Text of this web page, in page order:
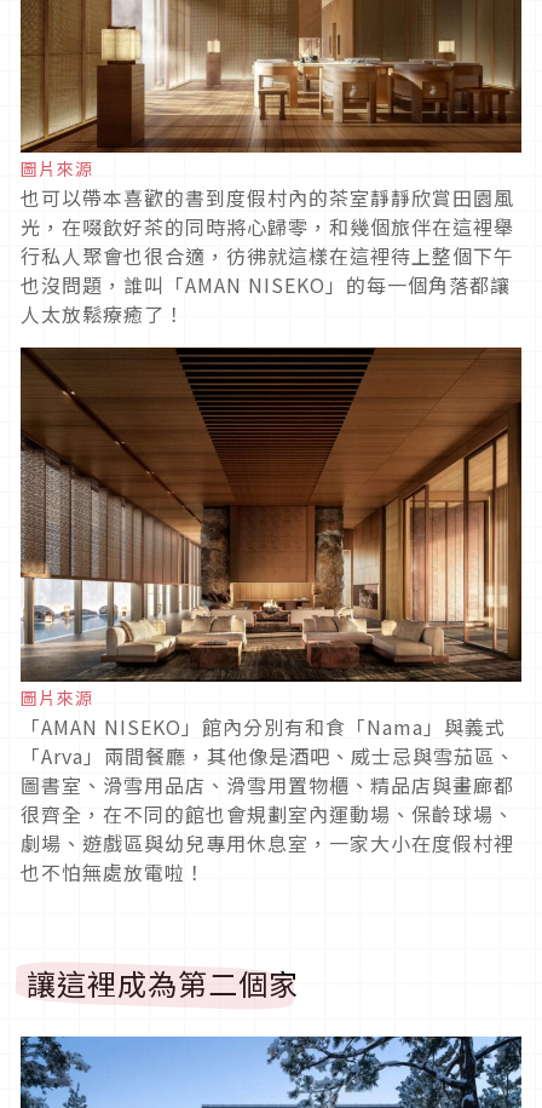
圖片來源
也可以帶本喜歡的書到度假村內的茶室靜靜欣賞田園風
光，在啜飲好茶的同時將心歸零，和幾個旅伴在這裡舉
行私人聚會也很合適，彷彿就這樣在這裡待上整個下午
也沒問題，誰叫「AMAN NISEKO」的每一個角落都讓
人太放鬆療癒了！
圖片來源
「AMAN NISEKO」館內分別有和食「Nama」與義式
「Arva」兩間餐廳，其他像是酒吧、威士忌與雪茄區、
圖書室、滑雪用品店、滑雪用置物櫃、精品店與畫廊都
很齊全，在不同的館也會規劃室內運動場、保齡球場、
劇場、遊戲區與幼兒專用休息室，一家大小在度假村裡
也不怕無處放電啦！
讓這裡成為第二個家